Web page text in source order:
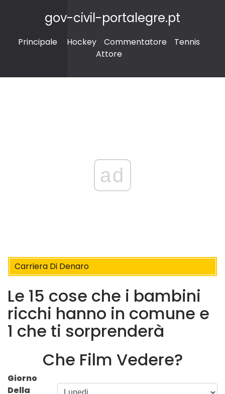
gov-civil-portalegre.pt
Principale Hockey Commentatore
Tennis
Attore
ad
Carriera Di Denaro
Le 15 cose che i bambini
ricchi hanno in comune e
1 che ti sorprenderà
Che Film Vedere?
Giorno
Della